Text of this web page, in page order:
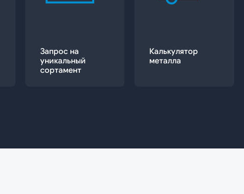
Запрос на
уникальный
сортамент
Калькулятор
металла